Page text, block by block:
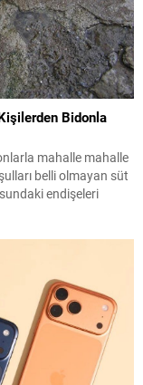
Kişilerden Bidonla
mahalle mahalle
belli olmayan süt
endişeleri
dikkatli olunması